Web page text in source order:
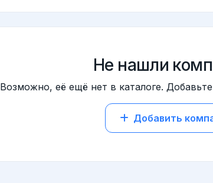
Не нашли
Возможно, её ещё нет в каталоге.
Добавить